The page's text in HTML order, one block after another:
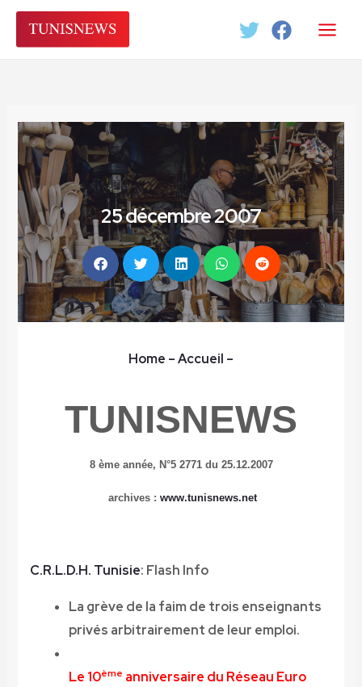
Aller
contenu
25 décembre 2007
Home – Accueil –
TUNISNEWS
8 ème année, N°5 2771 du 25.12.2007
archives : www.tunisnews.net
C.R.L.D.H. Tunisie: Flash Info
La grève de la faim de trois enseignants
privés arbitrairement de leur emploi.
Le 10ème anniversaire du Réseau Euro